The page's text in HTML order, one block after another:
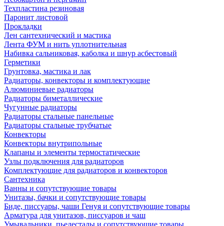
Техпластина резиновая
Паронит листовой
Прокладки
Лен сантехнический и мастика
Лента ФУМ и нить уплотнительная
Набивка сальниковая, каболка и шнур асбестовый
Герметики
Грунтовка, мастика и лак
Радиаторы, конвекторы и комплектующие
Алюминиевые радиаторы
Радиаторы биметаллические
Чугунные радиаторы
Радиаторы стальные панельные
Радиаторы стальные трубчатые
Конвекторы
Конвекторы внутрипольные
Клапаны и элементы термостатические
Узлы подключения для радиаторов
Комплектующие для радиаторов и конвекторов
Сантехника
Ванны и сопутствующие товары
Унитазы, бачки и сопутствующие товары
Биде, писсуары, чаши Генуя и сопутствующие товары
Арматура для унитазов, писсуаров и чаш
Умывальники, пьедесталы и сопутствующие товары